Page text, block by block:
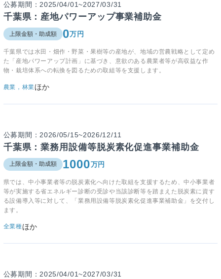
公募期間：2025/04/01~2027/03/31
千葉県：産地パワーアップ事業補助金
上限金額・助成額 0万円
千葉県では水田・畑作・野菜・果樹等の産地が、地域の営農戦略として定め
た「産地パワーアップ計画」に基づき、意欲のある農業者等が高収益な作
物・栽培体系への転換を図るための取組等を支援します。
農業，林業ほか
公募期間：2026/05/15~2026/12/11
千葉県：業務用設備等脱炭素化促進事業補助金
上限金額・助成額 1000万円
県では、中小事業者等の脱炭素化へ向けた取組を支援するため、中小事業者
等が実施する省エネルギー診断の受診や当該診断等を踏まえた脱炭素に資す
る設備導入等に対して、「業務用設備等脱炭素化促進事業補助金」を交付し
ます。
全業種ほか
公募期間：2025/04/01~2027/03/31